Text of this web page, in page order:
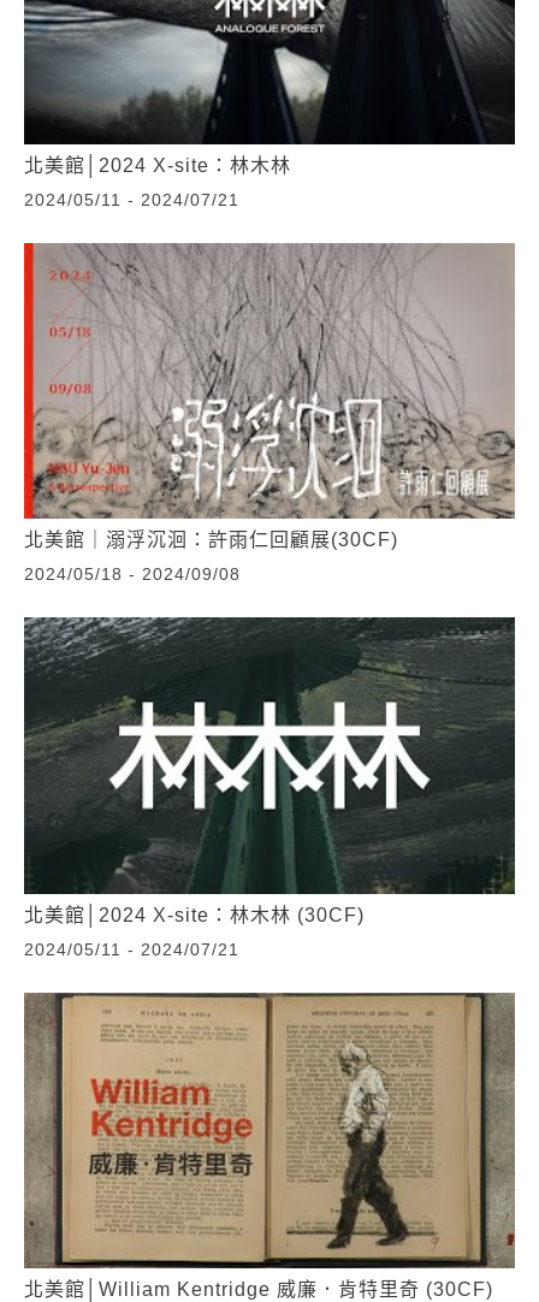
北美館│2024 X-site：林木林
2024/05/11 - 2024/07/21
北美館｜溺浮沉洄：許雨仁回顧展(30CF)
2024/05/18 - 2024/09/08
北美館│2024 X-site：林木林 (30CF)
2024/05/11 - 2024/07/21
北美館│William Kentridge 威廉．肯特里奇 (30CF)